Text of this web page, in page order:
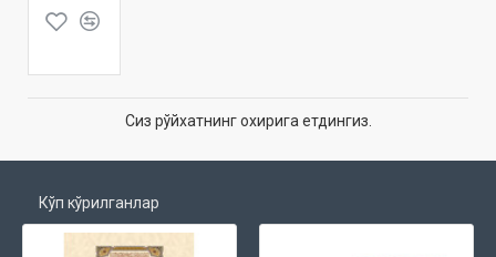
Сиз рўйхатнинг охирига етдингиз.
Кўп кўрилганлар